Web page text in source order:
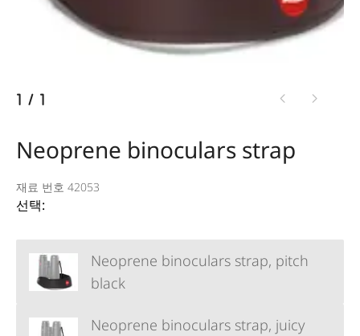
1 / 1
Neoprene binoculars strap
재료 번호 42053
선택:
Neoprene binoculars strap, pitch
black
Neoprene binoculars strap, juicy